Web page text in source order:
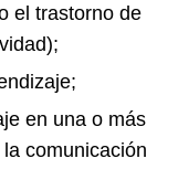
el trastorno de
en una o más
comunicación